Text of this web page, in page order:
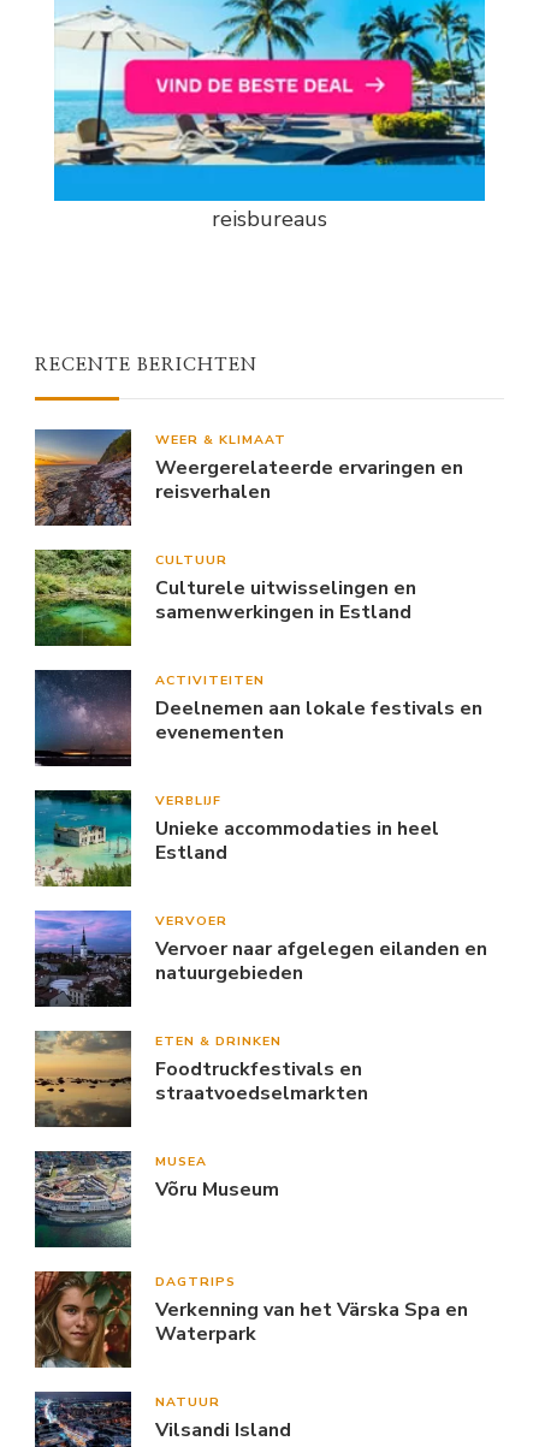
reisbureaus
RECENTE BERICHTEN
WEER & KLIMAAT
Weergerelateerde ervaringen en
reisverhalen
CULTUUR
Culturele uitwisselingen en
samenwerkingen in Estland
ACTIVITEITEN
Deelnemen aan lokale festivals en
evenementen
VERBLIJF
Unieke accommodaties in heel
Estland
VERVOER
Vervoer naar afgelegen eilanden en
natuurgebieden
ETEN & DRINKEN
Foodtruckfestivals en
straatvoedselmarkten
MUSEA
Võru Museum
DAGTRIPS
Verkenning van het Värska Spa en
Waterpark
NATUUR
Vilsandi Island